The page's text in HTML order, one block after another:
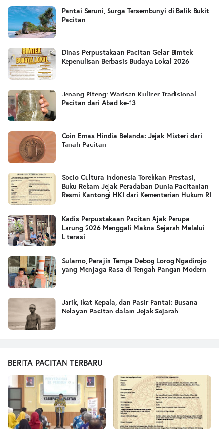
Pantai Seruni, Surga Tersembunyi di Balik Bukit
Pacitan
Dinas Perpustakaan Pacitan Gelar Bimtek
Kepenulisan Berbasis Budaya Lokal 2026
Jenang Piteng: Warisan Kuliner Tradisional
Pacitan dari Abad ke-13
Coin Emas Hindia Belanda: Jejak Misteri dari
Tanah Pacitan
Socio Cultura Indonesia Torehkan Prestasi,
Buku Rekam Jejak Peradaban Dunia Pacitanian
Resmi Kantongi HKI dari Kementerian Hukum RI
Kadis Perpustakaan Pacitan Ajak Perupa
Larung 2026 Menggali Makna Sejarah Melalui
Literasi
Sularno, Perajin Tempe Debog Lorog Ngadirojo
yang Menjaga Rasa di Tengah Pangan Modern
Jarik, Ikat Kepala, dan Pasir Pantai: Busana
Nelayan Pacitan dalam Jejak Sejarah
BERITA PACITAN TERBARU